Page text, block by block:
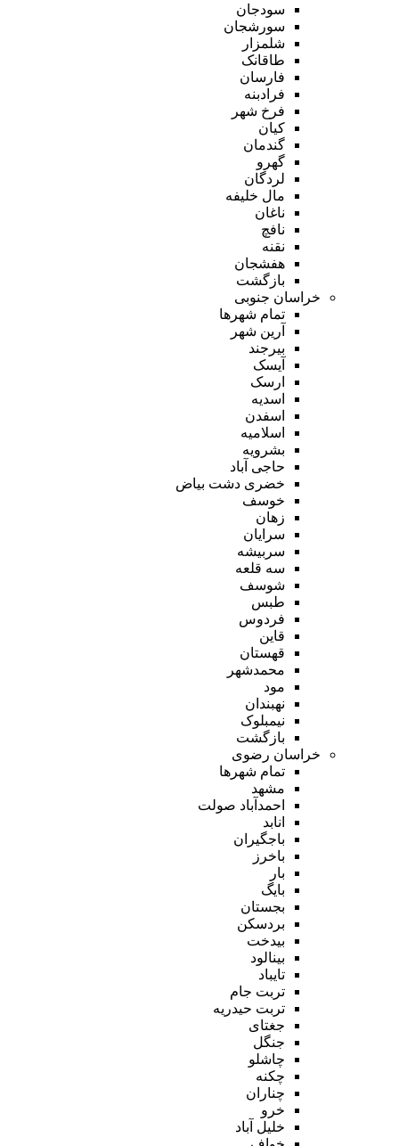
سودجان
سورشجان
شلمزار
طاقانک
فارسان
فرادبنه
فرخ شهر
کیان
گندمان
گهرو
لردگان
مال خلیفه
ناغان
نافچ
نقنه
هفشجان
بازگشت
خراسان جنوبی
تمام شهر‌ها
آرین شهر
بیرجند
آیسک
ارسک
اسدیه
اسفدن
اسلامیه
بشرویه
حاجی آباد
خضری دشت بیاض
خوسف
زهان
سرایان
سربیشه
سه قلعه
شوسف
طبس
فردوس
قاین
قهستان
محمدشهر
مود
نهبندان
نیمبلوک
بازگشت
خراسان رضوی
تمام شهر‌ها
مشهد
احمدآباد صولت
انابد
باجگیران
باخرز
بار
بایگ
بجستان
بردسکن
بیدخت
بینالود
تایباد
تربت جام
تربت حیدریه
جغتای
جنگل
چاشلو
چکنه
چناران
خرو
خلیل آباد